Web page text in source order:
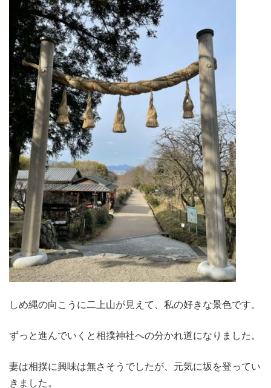
しめ縄の向こうに二上山が見えて、私の好きな景色です。
ずっと進んでいくと相撲神社への分かれ道になりました。
妻は相撲に興味は無さそうでしたが、元気に坂を登ってい
きました。